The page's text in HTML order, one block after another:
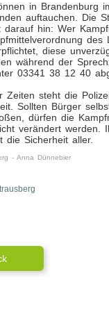
in Brandenburg
auftauchen. Die
darauf hin: Wer
des
diese
während der
03341 38 12 40
Zeiten steht die
Sollten Bürger
dürfen die
verändert werden.
die Sicherheit aller.
- Anna Dünnebier